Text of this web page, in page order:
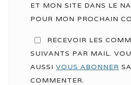
ET MON SITE DANS LE
POUR MON PROCHAIN
RECEVOIR LES
SUIVANTS PAR MAIL.
AUSSI VOUS ABONNER
COMMENTER.